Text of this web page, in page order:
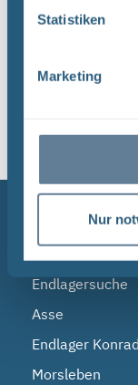
Statistiken
Marketing
Nur
Endlagersuche
Asse
Endlager Konrad
Morsleben